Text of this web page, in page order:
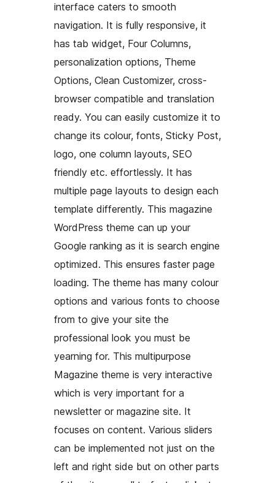
interface caters to smooth
navigation. It is fully responsive, it
has tab widget, Four Columns,
personalization options, Theme
Options, Clean Customizer, cross-
browser compatible and translation
ready. You can easily customize it to
change its colour, fonts, Sticky Post,
logo, one column layouts, SEO
friendly etc. effortlessly. It has
multiple page layouts to design each
template differently. This magazine
WordPress theme can up your
Google ranking as it is search engine
optimized. This ensures faster page
loading. The theme has many colour
options and various fonts to choose
from to give your site the
professional look you must be
yearning for. This multipurpose
Magazine theme is very interactive
which is very important for a
newsletter or magazine site. It
focuses on content. Various sliders
can be implemented not just on the
left and right side but on other parts